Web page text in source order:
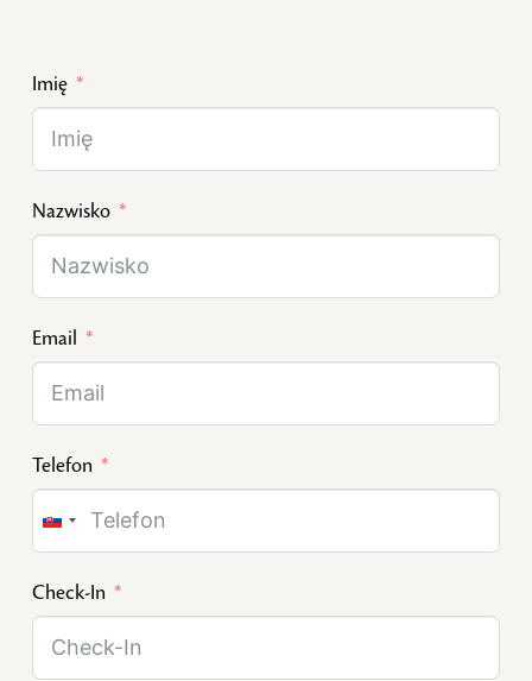
Imię
Nazwisko
Email
Telefon
Slovakia
Check-In